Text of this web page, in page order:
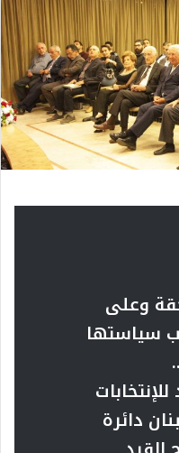
وعلى
سياستها
..
دائرة